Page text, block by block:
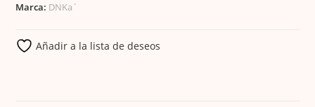
Marca: DNKa´
Añadir a la lista de deseos